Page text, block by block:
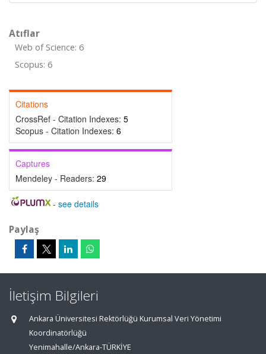
Atıflar
Web of Science: 6
Scopus: 6
Citations
CrossRef - Citation Indexes: 5
Scopus - Citation Indexes: 6
Captures
Mendeley - Readers: 29
- see details
Paylaş
İletişim Bilgileri
Ankara Üniversitesi Rektörlüğü Kurumsal Veri Yönetimi
Koordinatörlüğü
Yenimahalle/Ankara-TÜRKİYE